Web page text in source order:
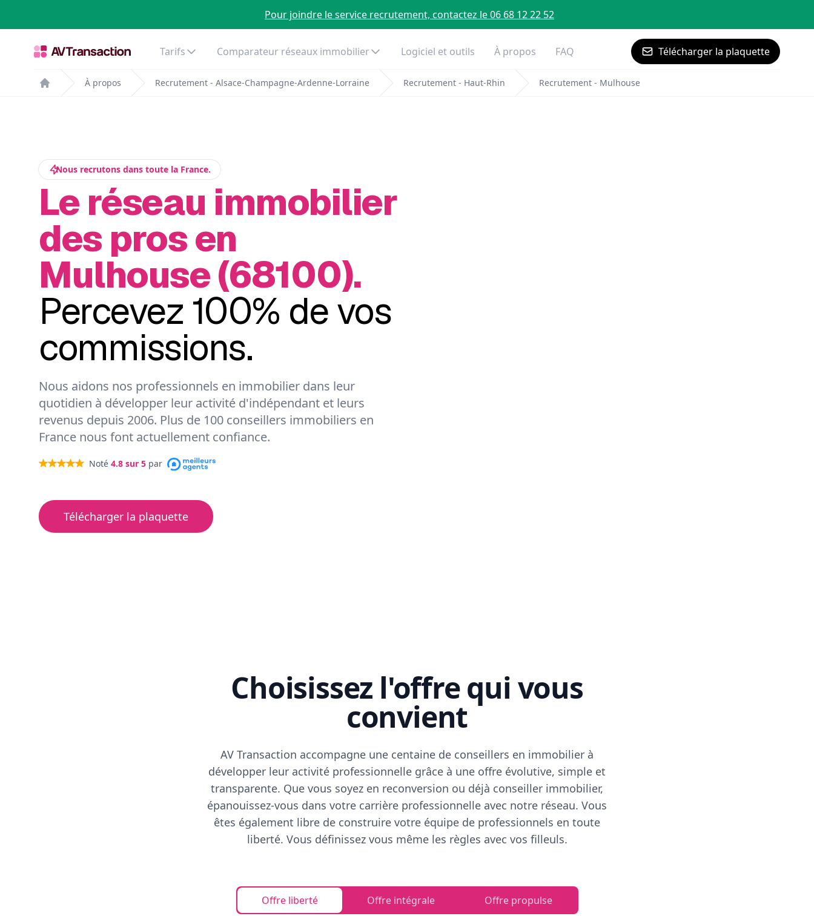
Pour joindre le service recrutement, contactez le 06 68 12 22 52
Tarifs Comparateur réseaux immobilier Logiciel et outils À propos FAQ Télécharger la plaquette
Home
À propos Recrutement - Alsace-Champagne-Ardenne-Lorraine Recrutement - Haut-Rhin Recrutement - Mulhouse
Nous recrutons dans toute la France.
Le réseau immobilier
des pros en
Mulhouse (68100).
Percevez 100% de vos
commissions.
Nous aidons nos professionnels en immobilier dans leur
quotidien à développer leur activité d'indépendant et leurs
revenus depuis 2006. Plus de 100 conseillers immobiliers en
France nous font actuellement confiance.
Noté 4.8 sur 5 par
Télécharger la plaquette
Choisissez l'offre qui vous
convient
AV Transaction accompagne une centaine de conseillers en immobilier à
développer leur activité professionnelle grâce à une offre évolutive, simple et
transparente. Que vous soyez en reconversion ou déjà conseiller immobilier,
épanouissez-vous dans votre carrière professionnelle avec notre réseau. Vous
êtes également libre de construire votre équipe de professionnels en toute
liberté. Vous définissez vous même les règles avec vos filleuls.
Offre liberté Offre intégrale Offre propulse